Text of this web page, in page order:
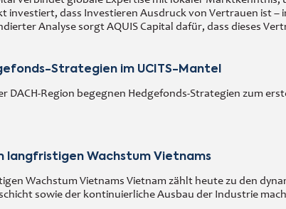
investiert, dass Investieren Ausdruck von Vertrauen ist
Analyse sorgt AQUIS Capital dafür, dass dieses
Strategien im UCITS-Mantel
DACH-Region begegnen Hedgefonds-Strategien zum
langfristigen Wachstum Vietnams
Wachstum Vietnams Vietnam zählt heute zu den
sowie der kontinuierliche Ausbau der Industrie